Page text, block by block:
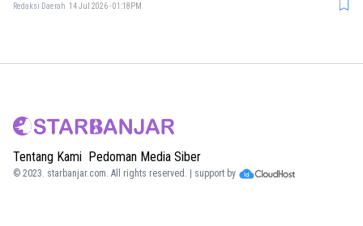
Redaksi Daerah 14 Jul 2026 - 01:18PM
Tentang Kami Pedoman Media Siber
© 2023. starbanjar.com. All rights reserved. | support by